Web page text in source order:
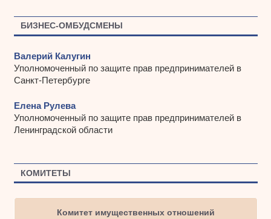
БИЗНЕС-ОМБУДСМЕНЫ
Валерий Калугин
Уполномоченный по защите прав предпринимателей в
Санкт-Петербурге
Елена Рулева
Уполномоченный по защите прав предпринимателей в
Ленинградской области
КОМИТЕТЫ
Комитет имущественных отношений